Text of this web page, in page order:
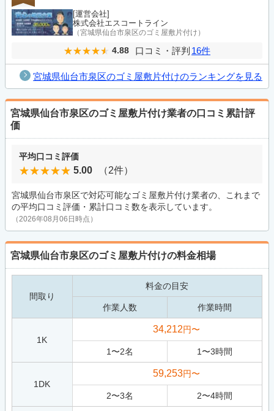
[運営会社]
株式会社エスコートライン
（宮城県仙台市泉区のゴミ屋敷片付け）
4.88 口コミ・評判 16件
宮城県仙台市泉区のゴミ屋敷片付けのランキングを見る
宮城県仙台市泉区のゴミ屋敷片付け業者の口コミ累計評
価
平均口コミ評価
5.00 （2件）
宮城県仙台市泉区で対応可能なゴミ屋敷片付け業者の、これまで
の平均口コミ評価・累計口コミ数を表示しています。
（2026年08月06日時点）
宮城県仙台市泉区のゴミ屋敷片付けの料金相場
間取り
料金の目安
作業人数 作業時間
1K
34,212円〜
1 〜2名 1 〜3時間
1DK
59,253円〜
2〜3名 2〜4時間